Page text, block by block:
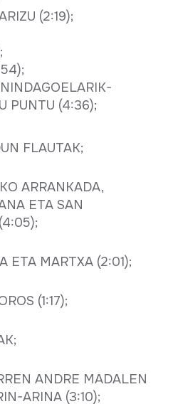
(2:19);
PUNTU (4:36);
FLAUTAK;
ARRANKADA,
ETA SAN
ETA MARTXA (2:01);
(1:17);
ANDRE MADALEN
ARINA (3:10);